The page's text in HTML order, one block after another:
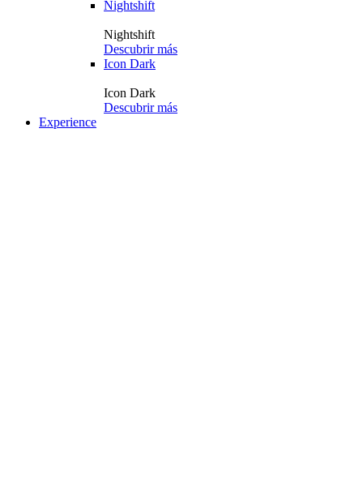
Nightshift
Nightshift
Descubrir más
Icon Dark
Icon Dark
Descubrir más
Experience